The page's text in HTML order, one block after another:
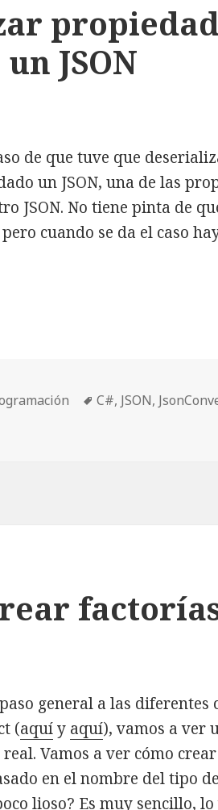
JSON
de que tuve que
un JSON, una de las
JSON. No tiene pinta de
cuando se da el caso
propiedades JSON
Etiquetas
C#, JSON,
general a las diferentes
(aquíy aquí), vamos a ver
Vamos a ver cómo
en el nombre del tipo
lioso? Es muy sencillo, lo